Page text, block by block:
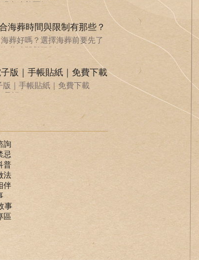
海葬時間與限制有那些？
海葬好嗎？選擇海葬前要先了
葬時間與限制...
版｜手帳貼紙｜免費下載
版｜手帳貼紙｜免費下載
諾...
詢
忌
普
法
伴
事
區